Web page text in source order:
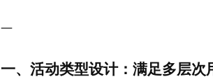
—
一、活动类型设计：满足多层次